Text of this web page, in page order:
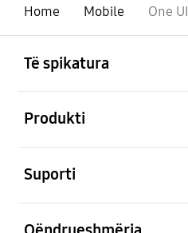
Home Mobile One UI
Të spikatura
Produkti
Suporti